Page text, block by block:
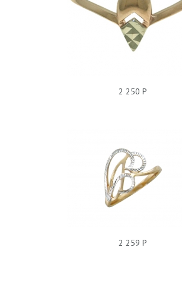
КОЛЬЦО БЕЗ ПОКРЫТИЯ,
2 250 Р
КОЛЬЦО С3К710788Р
2 259 Р